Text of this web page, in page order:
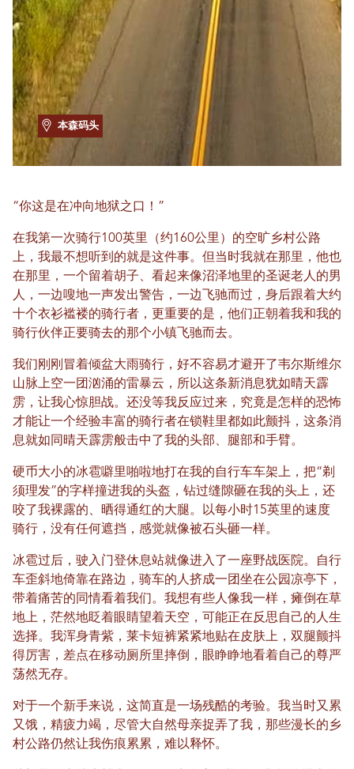
本森码头
“你这是在冲向地狱之口！”
在我第一次骑行100英里（约160公里）的空旷乡村公路
上，我最不想听到的就是这件事。但当时我就在那里，他也
在那里，一个留着胡子、看起来像沼泽地里的圣诞老人的男
人，一边嗖地一声发出警告，一边飞驰而过，身后跟着大约
十个衣衫褴褛的骑行者，更重要的是，他们正朝着我和我的
骑行伙伴正要骑去的那个小镇飞驰而去。
我们刚刚冒着倾盆大雨骑行，好不容易才避开了韦尔斯维尔
山脉上空一团汹涌的雷暴云，所以这条新消息犹如晴天霹
雳，让我心惊胆战。还没等我反应过来，究竟是怎样的恐怖
才能让一个经验丰富的骑行者在锁鞋里都如此颤抖，这条消
息就如同晴天霹雳般击中了我的头部、腿部和手臂。
硬币大小的冰雹噼里啪啦地打在我的自行车车架上，把“剃
须理发”的字样撞进我的头盔，钻过缝隙砸在我的头上，还
咬了我裸露的、晒得通红的大腿。以每小时15英里的速度
骑行，没有任何遮挡，感觉就像被石头砸一样。
冰雹过后，驶入门登休息站就像进入了一座野战医院。自行
车歪斜地倚靠在路边，骑车的人挤成一团坐在公园凉亭下，
带着痛苦的同情看着我们。我想有些人像我一样，瘫倒在草
地上，茫然地眨着眼睛望着天空，可能正在反思自己的人生
选择。我浑身青紫，莱卡短裤紧紧地贴在皮肤上，双腿颤抖
得厉害，差点在移动厕所里摔倒，眼睁睁地看着自己的尊严
荡然无存。
对于一个新手来说，这简直是一场残酷的考验。我当时又累
又饿，精疲力竭，尽管大自然母亲捉弄了我，那些漫长的乡
村公路仍然让我伤痕累累，难以释怀。